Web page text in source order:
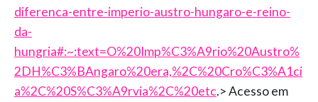
diferenca-entre-imperio-austro-hungaro-e-reino-
da-
hungria#:~:text=O%20Imp%C3%A9rio%20Austro%
2DH%C3%BAngaro%20era,%2C%20Cro%C3%A1ci
a%2C%20S%C3%A9rvia%2C%20etc.> Acesso em